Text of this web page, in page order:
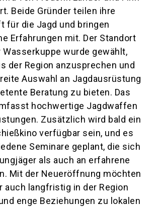
Beide Gründer teilen ihre
für die Jagd und bringen
Erfahrungen mit. Der Standort
Wasserkuppe wurde gewählt,
der Region anzusprechen und
Auswahl an Jagdausrüstung
Beratung zu bieten. Das
hochwertige Jagdwaffen
Zusätzlich wird bald ein
verfügbar sein, und es
Seminare geplant, die sich
als auch an erfahrene
Mit der Neueröffnung möchten
auch langfristig in der Region
enge Beziehungen zu lokalen